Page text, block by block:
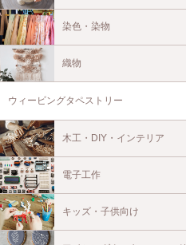
染色・染物
織物
ウィービングタペストリー
木工・DIY・インテリア
電子工作
キッズ・子供向け